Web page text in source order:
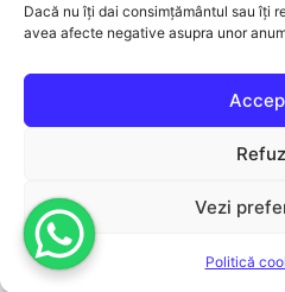
Dacă nu îți dai consimțământul sau îți
avea afecte negative asupra unor
Vezi
Politică
Avocat Emanuel V.